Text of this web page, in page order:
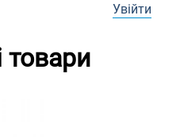
Увійти
товари